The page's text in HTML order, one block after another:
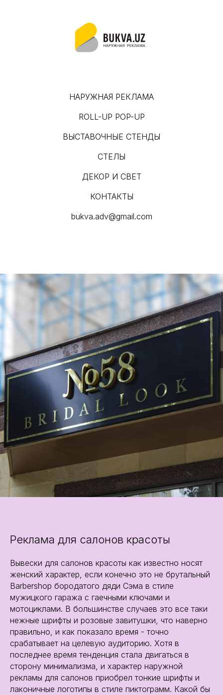
НАРУЖНАЯ РЕКЛАМА
ROLL-UP POP-UP
ВЫСТАВОЧНЫЕ СТЕНДЫ
СТЕЛЫ
ДЕКОР И СВЕТ
КОНТАКТЫ
bukva.adv@gmail.com
Реклама для салонов красоты
Вывески для салонов красоты как известно носят
женский характер, если конечно это не брутальный
Barbershop бородатого дяди Сэма в стиле
мужицкого гаража с гаечными ключами и
мотоциклами. В большинстве случаев это все таки
нежные шрифты и розовые завитушки, что наверно
правильно, и как показало время - точно
срабатывает на целевую аудиторию. Хотя в
последнее время тенденция стала двигаться в
сторону минимализма, и характер наружной
рекламы для салонов приобрел тонкие шрифты и
лаконичные логотипы в стиле пиктограмм. Какой бы